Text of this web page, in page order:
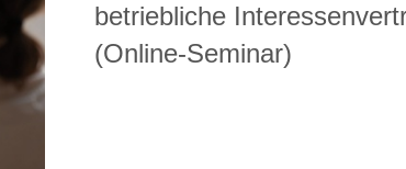
betriebliche
(Online-Seminar)